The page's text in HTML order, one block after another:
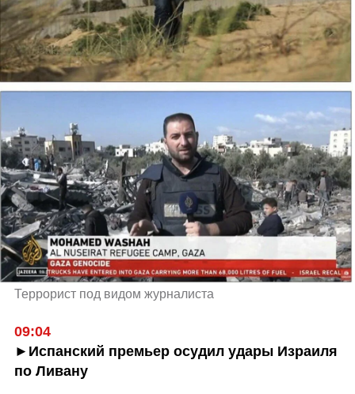
Террорист под видом журналиста
09:04
►Испанский премьер осудил удары Израиля
по Ливану